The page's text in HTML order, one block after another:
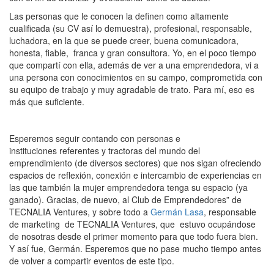
Las personas que le conocen la definen como altamente
cualificada (su CV así lo demuestra), profesional, responsable,
luchadora, en la que se puede creer, buena comunicadora,
honesta, fiable, franca y gran consultora. Yo, en el poco tiempo
que compartí con ella, además de ver a una emprendedora, vi a
una persona con conocimientos en su campo, comprometida con
su equipo de trabajo y muy agradable de trato. Para mí, eso es
más que suficiente.
Esperemos seguir contando con personas e
instituciones referentes y tractoras del mundo del
emprendimiento (de diversos sectores) que nos sigan ofreciendo
espacios de reflexión, conexión e intercambio de experiencias en
las que también la mujer emprendedora tenga su espacio (ya
ganado). Gracias, de nuevo, al Club de Emprendedores” de
TECNALIA Ventures, y sobre todo a Germán Lasa, responsable
de marketing de TECNALIA Ventures, que estuvo ocupándose
de nosotras desde el primer momento para que todo fuera bien.
Y así fue, Germán. Esperemos que no pase mucho tiempo antes
de volver a compartir eventos de este tipo.